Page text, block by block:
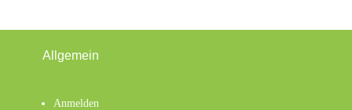
Allgemein
Anmelden